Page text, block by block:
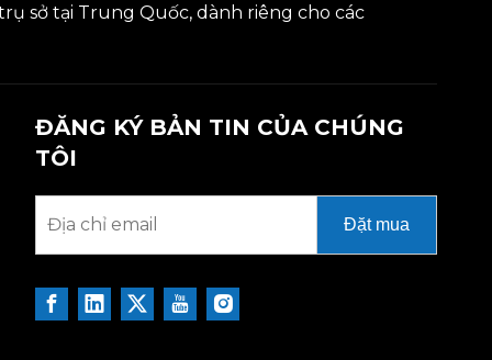
sở tại Trung Quốc, dành riêng cho các
ĐĂNG KÝ BẢN TIN CỦA CHÚNG
TÔI
Đặt mua